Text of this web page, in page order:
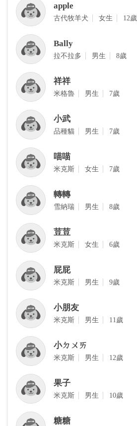
apple
古代牧羊犬 女生 12歲
Bally
拉不拉多 男生 8歲
祥祥
米格魯 男生 7歲
小武
品種貓 男生 7歲
喵喵
米克斯 女生 7歲
轉轉
雪納瑞 男生 8歲
荳荳
米克斯 女生 6歲
屁屁
米克斯 男生 9歲
小朋友
米克斯 男生 11歲
小ㄉㄨㄞ
米克斯 男生 12歲
果子
米克斯 男生 10歲
糖糖